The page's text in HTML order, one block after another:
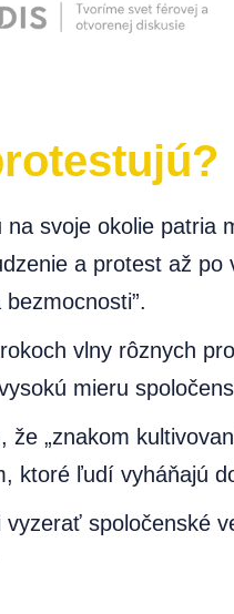
svoje okolie
a protest až
vlny rôznych
mieru
„znakom
ktoré ľudí vyháňajú
spoločenské